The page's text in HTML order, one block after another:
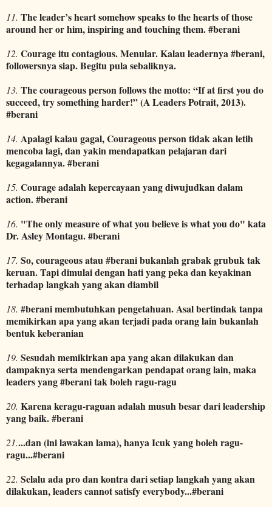
11. The leader’s heart somehow speaks to the hearts of those
around her or him, inspiring and touching them. #berani
12. Courage itu contagious. Menular. Kalau leadernya #berani,
followersnya siap. Begitu pula sebaliknya.
13. The courageous person follows the motto: “If at first you do
succeed, try something harder!” (A Leaders Potrait, 2013).
#berani
14. Apalagi kalau gagal, Courageous person tidak akan letih
mencoba lagi, dan yakin mendapatkan pelajaran dari
kegagalannya. #berani
15. Courage adalah kepercayaan yang diwujudkan dalam
action. #berani
16. "The only measure of what you believe is what you do" kata
Dr. Asley Montagu. #berani
17. So, courageous atau #berani bukanlah grabak grubuk tak
keruan. Tapi dimulai dengan hati yang peka dan keyakinan
terhadap langkah yang akan diambil
18. #berani membutuhkan pengetahuan. Asal bertindak tanpa
memikirkan apa yang akan terjadi pada orang lain bukanlah
bentuk keberanian
19. Sesudah memikirkan apa yang akan dilakukan dan
dampaknya serta mendengarkan pendapat orang lain, maka
leaders yang #berani tak boleh ragu-ragu
20. Karena keragu-raguan adalah musuh besar dari leadership
yang baik. #berani
21....dan (ini lawakan lama), hanya Icuk yang boleh ragu-
ragu...#berani
22. Selalu ada pro dan kontra dari setiap langkah yang akan
dilakukan, leaders cannot satisfy everybody...#berani